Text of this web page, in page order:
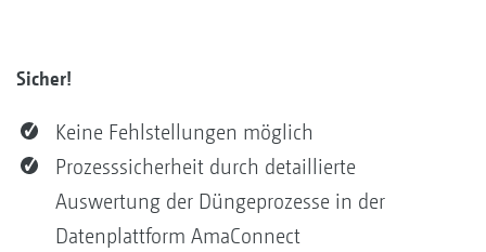
Sicher!
Keine Fehlstellungen möglich
Prozesssicherheit durch detaillierte
Auswertung der Düngeprozesse in der
Datenplattform AmaConnect